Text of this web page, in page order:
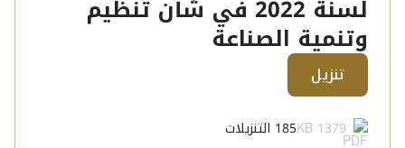
لسنة 2022 في شأن تنظيم
وتنمية الصناعة
تنزيل
1379 KB
185 التنزيلات